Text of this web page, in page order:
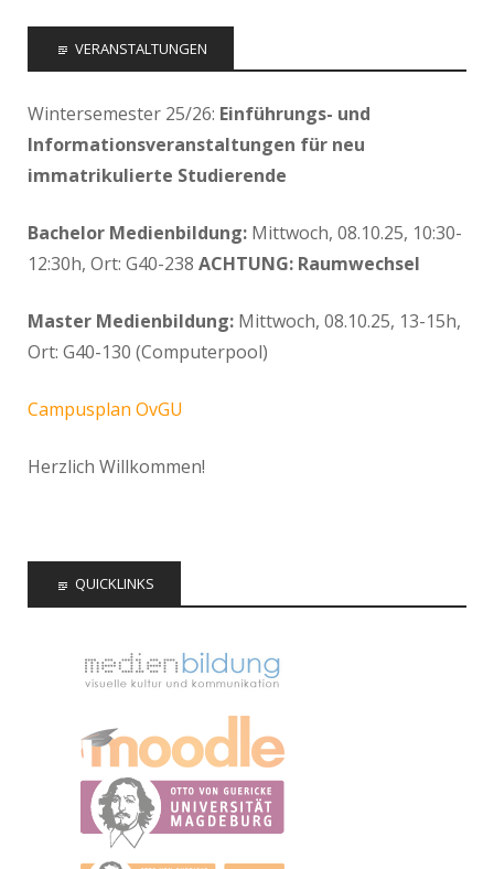
VERANSTALTUNGEN
Wintersemester 25/26: Einführungs- und
Informationsveranstaltungen für neu
immatrikulierte Studierende
Bachelor Medienbildung: Mittwoch, 08.10.25, 10:30-
12:30h, Ort: G40-238 ACHTUNG: Raumwechsel
Master Medienbildung: Mittwoch, 08.10.25, 13-15h,
Ort: G40-130 (Computerpool)
Campusplan OvGU
Herzlich Willkommen!
QUICKLINKS